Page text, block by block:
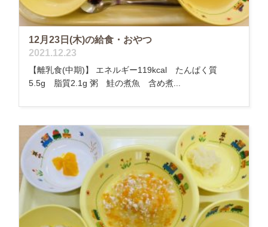
12月23日(木)の給食・おやつ
2021.12.23
【離乳食(中期)】 エネルギー119kcal たんぱく質
5.5g 脂質2.1g 粥 鮭の煮魚 含め煮...